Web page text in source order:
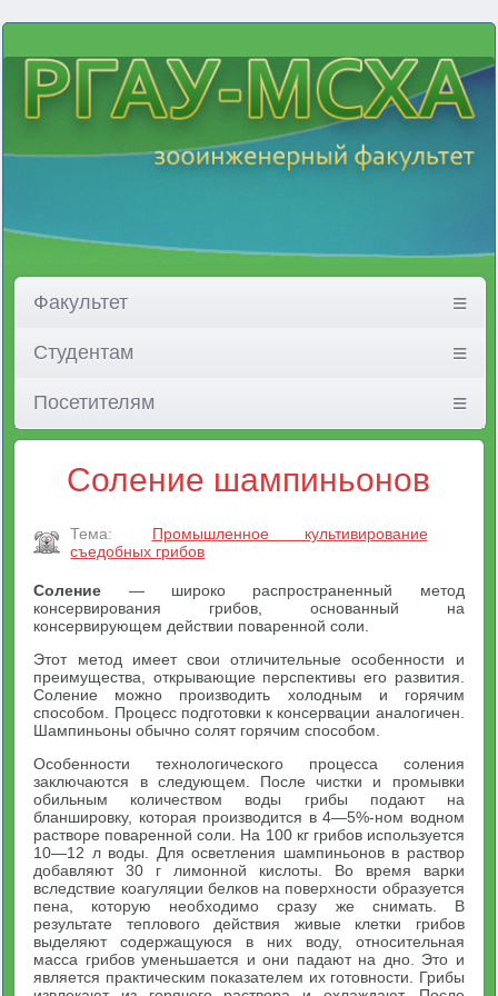
Факультет
Студентам
Посетителям
Соление шампиньонов
Тема:
Промышленное культивирование
съедобных грибов
Соление — широко распространенный метод
консервирования грибов, основанный на
консервирующем действии поваренной соли.
Этот метод имеет свои отличительные особенности и
преимущества, открывающие перспективы его развития.
Соление можно производить холодным и горячим
способом. Процесс подготовки к консервации аналогичен.
Шампиньоны обычно солят горячим способом.
Особенности технологического процесса соления
заключаются в следующем. После чистки и промывки
обильным количеством воды грибы подают на
бланшировку, которая производится в 4—5%-ном водном
растворе поваренной соли. На 100 кг грибов используется
10—12 л воды. Для осветления шампиньонов в раствор
добавляют 30 г лимонной кислоты. Во время варки
вследствие коагуляции белков на поверхности образуется
пена, которую необходимо сразу же снимать. В
результате теплового действия живые клетки грибов
выделяют содержащуюся в них воду, относительная
масса грибов уменьшается и они падают на дно. Это и
является практическим показателем их готовности. Грибы